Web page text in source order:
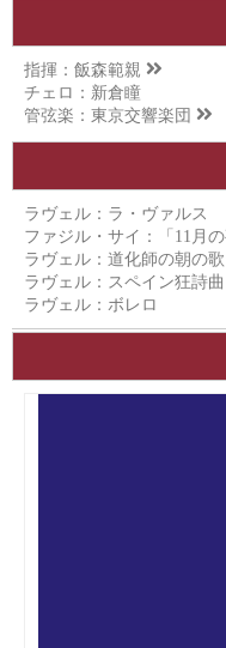
指揮： 飯森範親
チェロ：新倉瞳
管弦楽： 東京交響楽団
ラヴェル：ラ・ヴァルス
ファジル・サイ：「11月
ラヴェル：道化師の朝の歌
ラヴェル：スペイン狂詩曲
ラヴェル：ボレロ